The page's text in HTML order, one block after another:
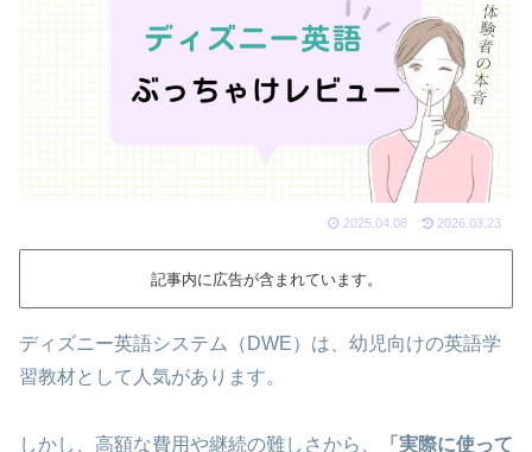
2025.04.06 2026.03.23
記事内に広告が含まれています。
ディズニー英語システム（DWE）は、幼児向けの英語学
習教材として人気があります。
しかし、高額な費用や継続の難しさから、
「実際に使って